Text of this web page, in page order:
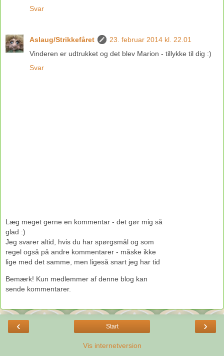
Svar
Aslaug/Strikkefåret
23. februar 2014 kl. 22.01
Vinderen er udtrukket og det blev Marion - tillykke til dig :)
Svar
Læg meget gerne en kommentar - det gør mig så
glad :)
Jeg svarer altid, hvis du har spørgsmål og som
regel også på andre kommentarer - måske ikke
lige med det samme, men ligeså snart jeg har tid
Bemærk! Kun medlemmer af denne blog kan
sende kommentarer.
‹ ›
Start
Vis internetversion